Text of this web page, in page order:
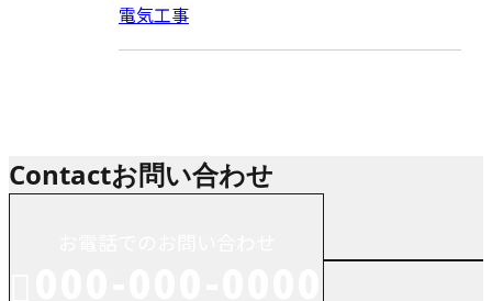
電気工事
Contactお問い合わせ